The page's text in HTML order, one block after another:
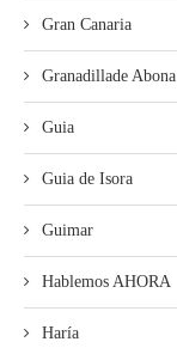
Gran Canaria
Granadillade Abona
Guia
Guia de Isora
Guimar
Hablemos AHORA
Haría